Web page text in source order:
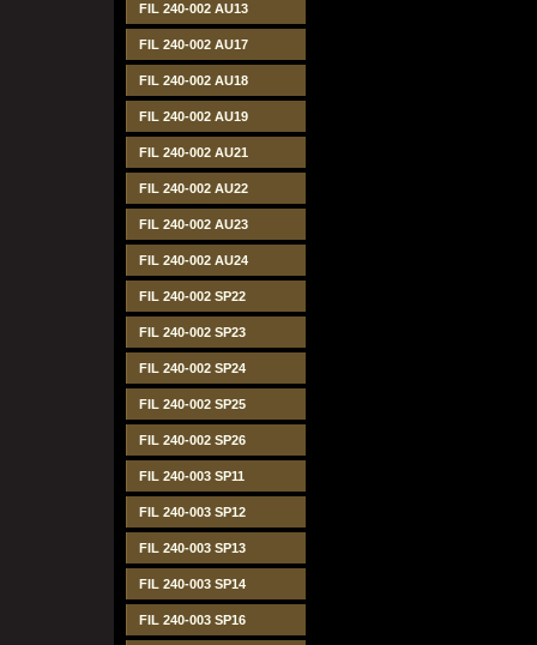
FIL 240-002 AU13
FIL 240-002 AU17
FIL 240-002 AU18
FIL 240-002 AU19
FIL 240-002 AU21
FIL 240-002 AU22
FIL 240-002 AU23
FIL 240-002 AU24
FIL 240-002 SP22
FIL 240-002 SP23
FIL 240-002 SP24
FIL 240-002 SP25
FIL 240-002 SP26
FIL 240-003 SP11
FIL 240-003 SP12
FIL 240-003 SP13
FIL 240-003 SP14
FIL 240-003 SP16